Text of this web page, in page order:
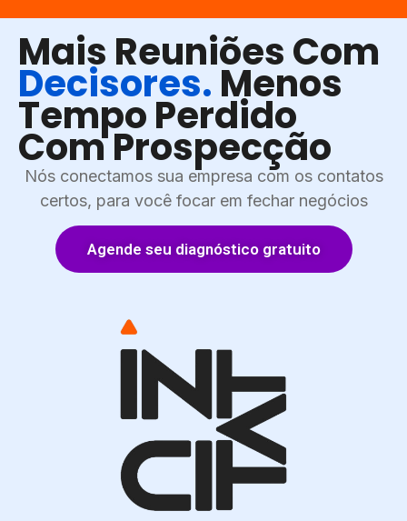
Mais Reuniões Com
Decisores. Menos
Tempo Perdido
Com Prospecção
Nós conectamos sua empresa com os contatos
certos, para você focar em fechar negócios
Agende seu diagnóstico gratuito